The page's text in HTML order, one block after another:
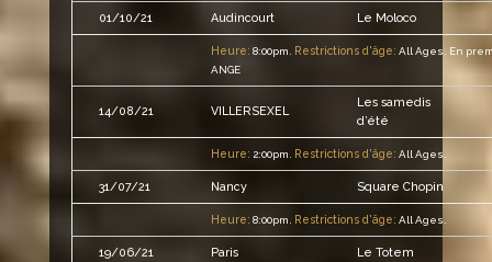
01/10/21 Audincourt Le Moloco
Heure: 8:00pm. Restrictions d'âge: All Ages.
En
ANGE
14/08/21 VILLERSEXEL
Les samedis
d’été
Heure: 2:00pm. Restrictions d'âge: All Ages.
31/07/21 Nancy Square Chopin
Heure: 8:00pm. Restrictions d'âge: All Ages.
19/06/21 Paris Le Totem